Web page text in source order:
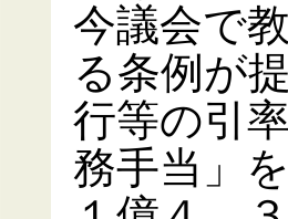
今議会で
る条例が
行等の引
務手当」